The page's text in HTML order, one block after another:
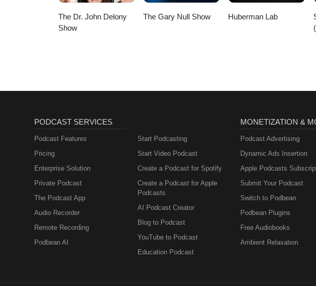
The Dr. John Delony
Show
The Gary Null Show Huberman Lab
PODCAST SERVICES
Podcast Features
Pricing
Enterprise Solution
Private Podcast
The Podcast App
Audio Recorder
Remote Recording
Podbean AI
Start Podcasting
Start Video Podcast
Create a Podcast for Spotify
Create a Podcast for Apple
Podcasts
AI Podcast Creator
Blog to Podcast
YouTube to Podcast
Education Podcast
MONETIZATION &
Podcast Advertising
Dynamic Ads Insertion
Apple Podcasts
Submit Your Podcast
Switch to Podbean
Podbean Plugins
Free Audiobooks
Ambient Relaxation